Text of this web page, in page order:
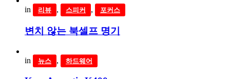
in 리뷰 , 스피커 , 포커스
변치 않는 북셀프 명기
in 뉴스 , 하드웨어